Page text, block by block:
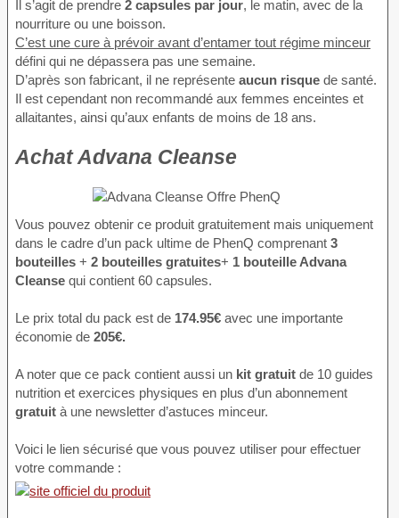
Il s’agit de prendre 2 capsules par jour, le matin, avec de la
nourriture ou une boisson.
C’est une cure à prévoir avant d’entamer tout régime minceur
défini qui ne dépassera pas une semaine.
D’après son fabricant, il ne représente aucun risque de santé.
Il est cependant non recommandé aux femmes enceintes et
allaitantes, ainsi qu’aux enfants de moins de 18 ans.
Achat Advana Cleanse
Vous pouvez obtenir ce produit gratuitement mais uniquement
dans le cadre d’un pack ultime de PhenQ comprenant 3
bouteilles + 2 bouteilles gratuites+ 1 bouteille Advana
Cleanse qui contient 60 capsules.
Le prix total du pack est de 174.95€ avec une importante
économie de 205€.
A noter que ce pack contient aussi un kit gratuit de 10 guides
nutrition et exercices physiques en plus d’un abonnement
gratuit à une newsletter d’astuces minceur.
Voici le lien sécurisé que vous pouvez utiliser pour effectuer
votre commande :